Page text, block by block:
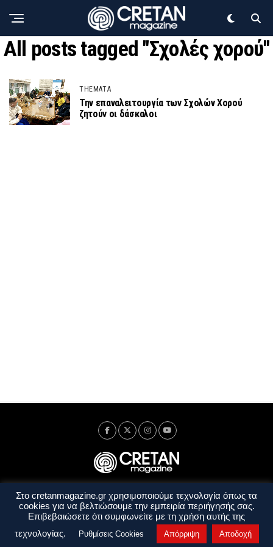
All posts tagged "Σχολές χορού"
THEMATA
Την επαναλειτουργία των Σχολών Χορού
ζητούν οι δάσκαλοι
Ταυτότητα Πολιτική Απορρήτου
Όροι Χρήσης
Όροι και Προϋποθέσεις
Στο cretanmagazine.gr χρησιμοποιούμε τεχνολογία όπως τα
cookies για να βελτιώσουμε την εμπειρία περιήγησής σας.
Επιβεβαιώσετε ότι συμφωνείτε με τη χρήση αυτής της
τεχνολογίας.
Ρυθμίσεις Cookies Απόρριψη Αποδοχή